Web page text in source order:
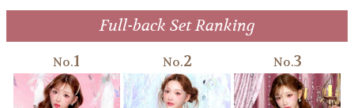
Full-back Set Ranking
No.1 No.2 No.3